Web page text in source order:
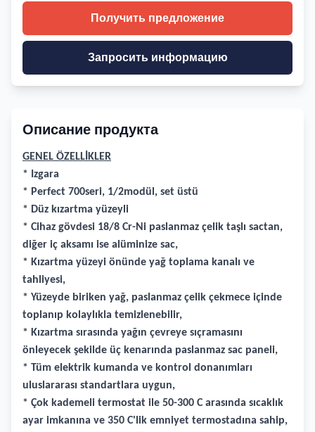
Получить предложение
Запросить информацию
Описание продукта
GENEL ÖZELLİKLER
* Izgara
* Perfect 700seri, 1/2modül, set üstü
* Düz kızartma yüzeyli
* Cihaz gövdesi 18/8 Cr-Ni paslanmaz çelik taşlı sactan,
diğer iç aksamı ise alüminize sac,
* Kızartma yüzeyi önünde yağ toplama kanalı ve
tahliyesi,
* Yüzeyde biriken yağ, paslanmaz çelik çekmece içinde
toplanıp kolaylıkla temizlenebilir,
* Kızartma sırasında yağın çevreye sıçramasını
önleyecek şekilde üç kenarında paslanmaz sac paneli,
* Tüm elektrik kumanda ve kontrol donanımları
uluslararası standartlara uygun,
* Çok kademeli termostat ile 50-300 C arasında sıcaklık
ayar imkanına ve 350 C'lik emniyet termostadına sahip,